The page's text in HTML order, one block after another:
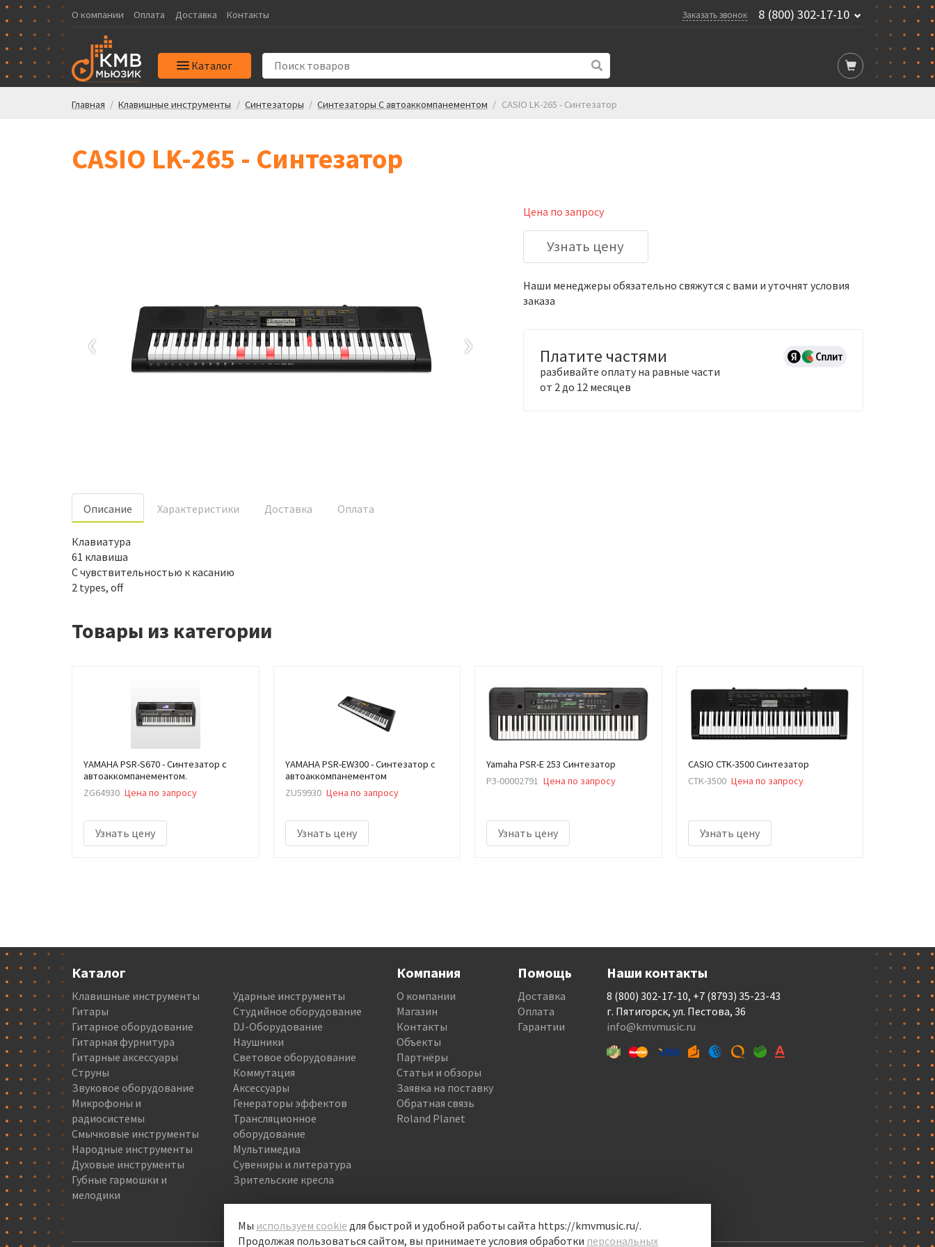
О компании Оплата Доставка Контакты Заказать звонок 8 (800) 302-17-10
Каталог
Главная / Клавишные инструменты / Синтезаторы / Синтезаторы С автоаккомпанементом / CASIO LK-265 - Синтезатор
CASIO LK-265 - Синтезатор
‹ ›
Цена по запросу
Узнать цену
Наши менеджеры обязательно свяжутся с вами и уточнят условия
заказа
Платите частями
разбивайте оплату на равные части
от 2 до 12 месяцев
Oписание Характеристики Доставка Оплата
Клавиатура
61 клавиша
С чувствительностью к касанию
2 types, off
Товары из категории
YAMAHA PSR-S670 - Синтезатор с
автоаккомпанементом.
ZG64930 Цена по запросу
Узнать цену
YAMAHA PSR-EW300 - Синтезатор с
автоаккомпанементом
ZU59930 Цена по запросу
Узнать цену
Yamaha PSR-E 253 Синтезатор
РЗ-00002791 Цена по запросу
Узнать цену
CASIO CTK-3500 Синтезатор
CTK-3500 Цена по запросу
Узнать цену
Каталог
Клавишные инструменты
Гитары
Гитарное оборудование
Гитарная фурнитура
Гитарные аксессуары
Струны
Звуковое оборудование
Микрофоны и
радиосистемы
Смычковые инструменты
Народные инструменты
Духовые инструменты
Губные гармошки и
мелодики
Ударные инструменты
Студийное оборудование
DJ-Оборудование
Наушники
Световое оборудование
Коммутация
Аксессуары
Генераторы эффектов
Трансляционное
оборудование
Мультимедиа
Сувениры и литература
Зрительские кресла
Компания
О компании
Магазин
Контакты
Объекты
Партнёры
Статьи и обзоры
Заявка на поставку
Обратная связь
Roland Planet
Помощь
Доставка
Оплата
Гарантии
Наши контакты
8 (800) 302-17-10, +7 (8793) 35-23-43
г. Пятигорск, ул. Пестова, 36
info@kmvmusic.ru
Мы используем cookie для быстрой и удобной работы сайта https://kmvmusic.ru/.
Продолжая пользоваться сайтом, вы принимаете условия обработки персональных